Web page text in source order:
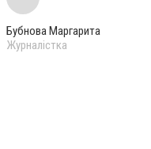
Бубнова Маргарита
Журналістка